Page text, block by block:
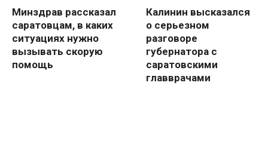
Минздрав рассказал
саратовцам, в каких
ситуациях нужно
вызывать скорую
помощь
Калинин высказался
о серьезном
разговоре
губернатора с
саратовскими
главврачами